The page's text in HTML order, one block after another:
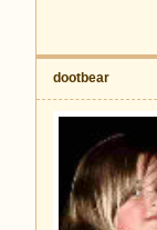
dootbear